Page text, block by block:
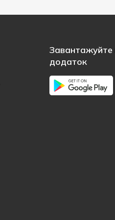
Завантажуйте
додаток